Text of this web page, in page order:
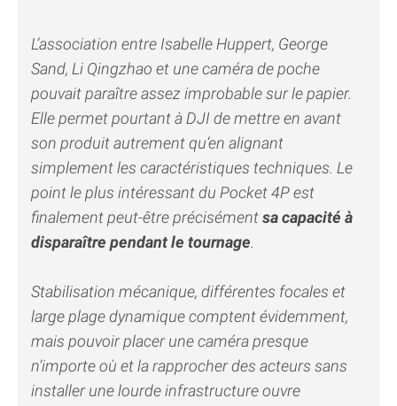
L’association entre Isabelle Huppert, George
Sand, Li Qingzhao et une caméra de poche
pouvait paraître assez improbable sur le papier.
Elle permet pourtant à DJI de mettre en avant
son produit autrement qu’en alignant
simplement les caractéristiques techniques. Le
point le plus intéressant du Pocket 4P est
finalement peut-être précisémentsa capacité à
disparaître pendant le tournage.
Stabilisation mécanique, différentes focales et
large plage dynamique comptent évidemment,
mais pouvoir placer une caméra presque
n’importe où et la rapprocher des acteurs sans
installer une lourde infrastructure ouvre